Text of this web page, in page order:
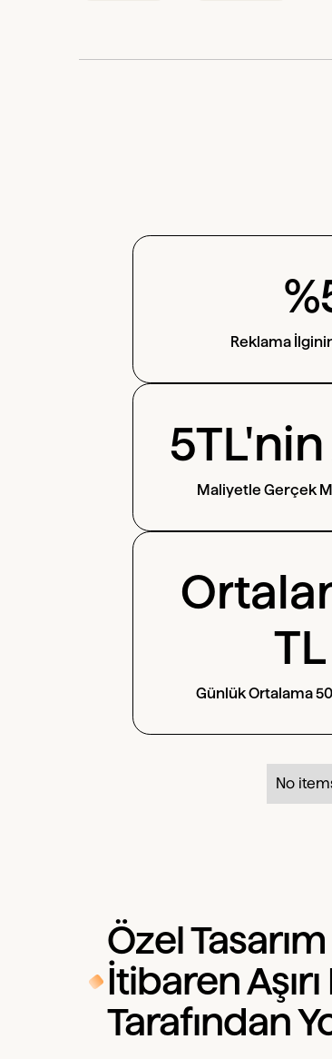
Reklama
Maliyetle Gerçek
Günlük Ortalama
No
‍Özel
İtibaren
Tarafından